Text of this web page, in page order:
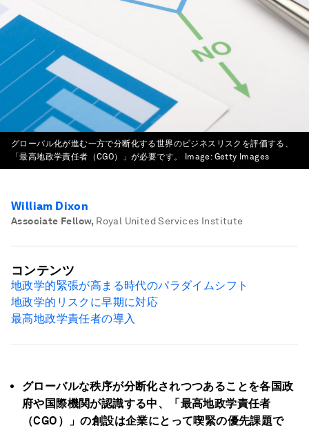
グローバル化が進む一方で分断化する世界のビジネスリスクを評価する、
「最高地政学責任者（CGO）」が必要です。
Image: Getty Images
William Dixon
Associate Fellow, Royal United Services Institute
グローバルな秩序が分断化されつつあることを各国政
府や国際機関が認識する中、「最高地政学責任者
（CGO）」の創設は企業にとって喫緊の優先課題で
コンテンツ
地政学的緊張が高まる時代のパラダイムシフト
地政学的リスクに早期に対応
最高地政学責任者の導入